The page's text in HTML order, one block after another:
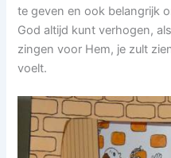
te geven en ook belangrijk
God altijd kunt verhogen,
zingen voor Hem, je zult
voelt.